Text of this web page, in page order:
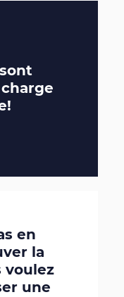
!
en
la
voulez
une